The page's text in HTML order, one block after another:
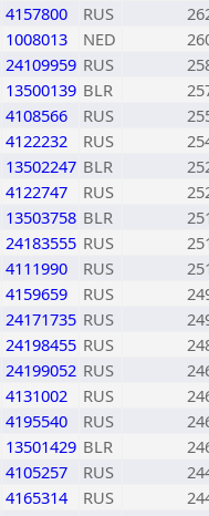
4157800 RUS
1008013 NED
24109959 RUS
13500139 BLR
4108566 RUS
4122232 RUS
13502247 BLR
4122747 RUS
13503758 BLR
24183555 RUS
4111990 RUS
4159659 RUS
24171735 RUS
24198455 RUS
24199052 RUS
4131002 RUS
4195540 RUS
13501429 BLR
4105257 RUS
4165314 RUS